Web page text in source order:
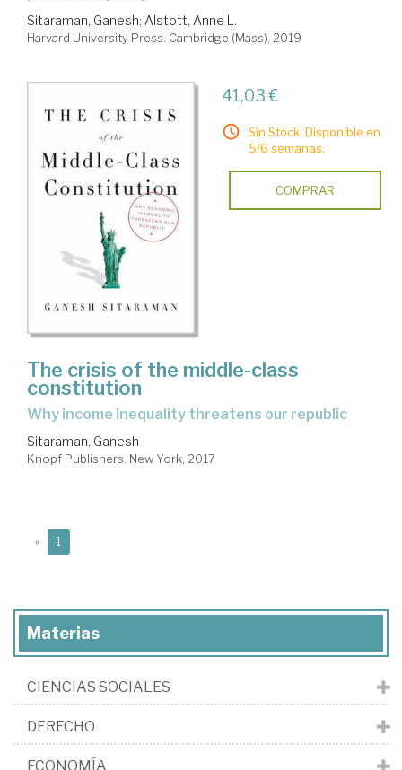
Sitaraman, Ganesh; Alstott, Anne L.
Harvard University Press. Cambridge (Mass), 2019
41,03 €
Sin Stock. Disponible en
5/6 semanas.
COMPRAR
The crisis of the middle-class
constitution
why income inequality threatens our republic
Sitaraman, Ganesh
Knopf Publishers. New York, 2017
« 1
Materias
CIENCIAS SOCIALES
DERECHO
ECONOMÍA